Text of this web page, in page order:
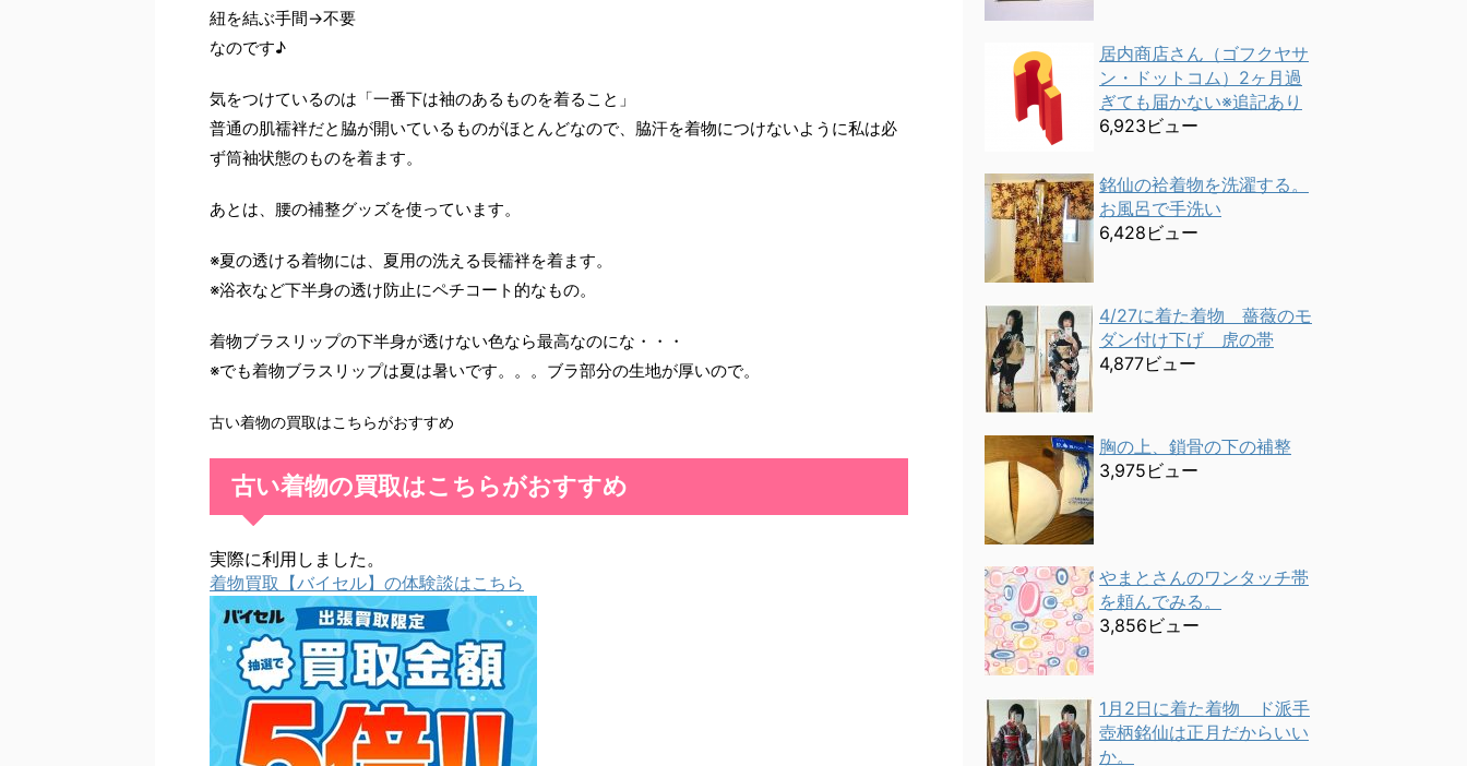
紐を結ぶ手間→不要
なのです♪
気をつけているのは「一番下は袖のあるものを着ること」
普通の肌襦袢だと脇が開いているものがほとんどなので、脇汗を着物につけないように私は必
ず筒袖状態のものを着ます。
あとは、腰の補整グッズを使っています。
※夏の透ける着物には、夏用の洗える長襦袢を着ます。
※浴衣など下半身の透け防止にペチコート的なもの。
着物ブラスリップの下半身が透けない色なら最高なのにな・・・
※でも着物ブラスリップは夏は暑いです。。。ブラ部分の生地が厚いので。
古い着物の買取はこちらがおすすめ
古い着物の買取はこちらがおすすめ
実際に利用しました。
着物買取【バイセル】の体験談はこちら
居内商店さん（ゴフクヤサ
ン・ドットコム）2ヶ月過
ぎても届かない※追記あり
6,923ビュー
銘仙の袷着物を洗濯する。
お風呂で手洗い
6,428ビュー
4/27に着た着物 薔薇のモ
ダン付け下げ 虎の帯
4,877ビュー
胸の上、鎖骨の下の補整
3,975ビュー
やまとさんのワンタッチ帯
を頼んでみる。
3,856ビュー
1月2日に着た着物 ド派手
壺柄銘仙は正月だからいい
か。